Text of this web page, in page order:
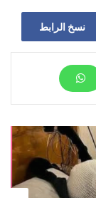
نسخ الرابط